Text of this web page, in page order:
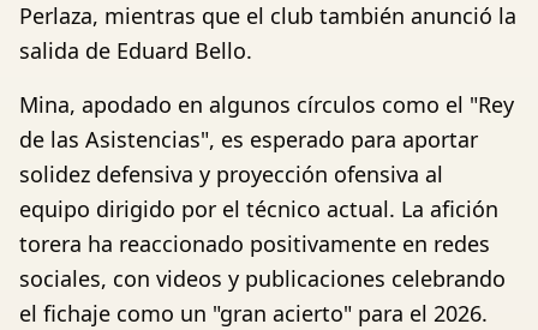
Perlaza, mientras que el club también anunció la
salida de Eduard Bello.
Mina, apodado en algunos círculos como el "Rey
de las Asistencias", es esperado para aportar
solidez defensiva y proyección ofensiva al
equipo dirigido por el técnico actual. La afición
torera ha reaccionado positivamente en redes
sociales, con videos y publicaciones celebrando
el fichaje como un "gran acierto" para el 2026.